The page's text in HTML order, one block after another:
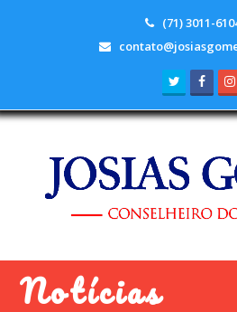
(71) 3011-
Twitter
Notícias